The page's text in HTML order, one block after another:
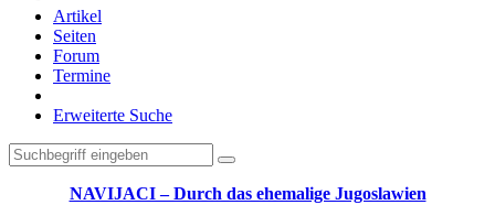
Artikel
Seiten
Forum
Termine
Erweiterte Suche
NAVIJACI – Durch das ehemalige Jugoslawien